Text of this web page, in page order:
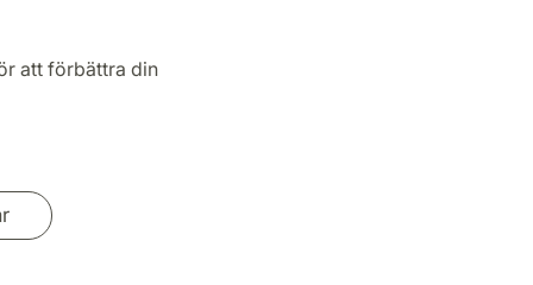
att förbättra din